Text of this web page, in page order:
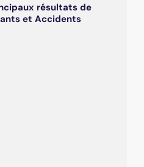
résultats de
et Accidents